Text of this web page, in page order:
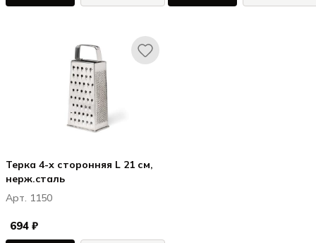
Терка 4-х сторонняя L 21 см,
нерж.cталь
Арт. 1150
694 ₽